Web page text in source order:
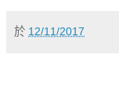
於 12/11/2017